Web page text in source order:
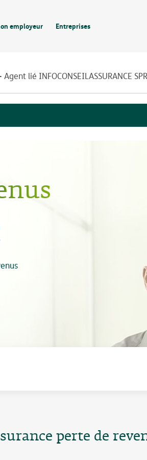
employeur Entreprises
Agent lié INFOCONSEILASSURANCE
perte de